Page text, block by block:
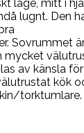
läge, mitt i
lugnt. Den
Sovrummet
mycket
av känsla för
kök
torktumlare.